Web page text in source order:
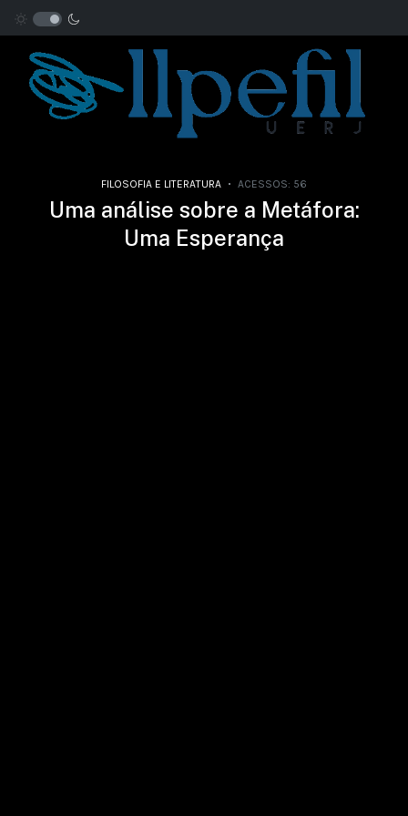
FILOSOFIA E LITERATURA ACESSOS: 56
Uma análise sobre a Metáfora:
Uma Esperança